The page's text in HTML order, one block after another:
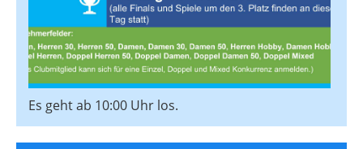
Es geht ab 10:00 Uhr los.